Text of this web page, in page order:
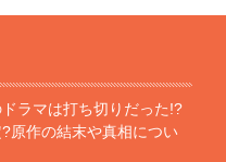
ラマは打ち切りだった!?
原作の結末や真相につい